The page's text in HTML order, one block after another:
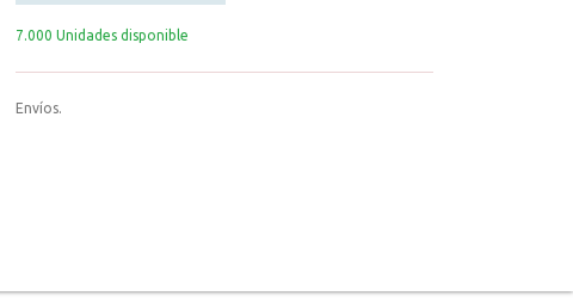
7.000 Unidades disponible
Envíos.